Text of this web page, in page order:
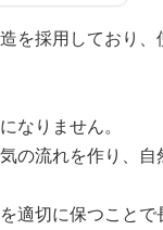
を採用しており
なりません。
流れを作り、自
適切に保つこと